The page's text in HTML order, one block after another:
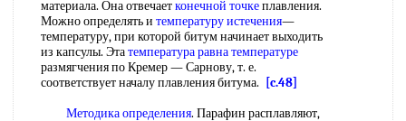
материала. Она отвечаетконечной точкеплавления.
Можно определять и температуру истечения—
температуру, при которой битум начинает выходить
из капсулы. Этатемпература равна температуре
размягчения по Кремер — Сарнову, т. е.
соответствует началу плавления битума.
[c.48]
Методика определения. Парафин расплавляют,